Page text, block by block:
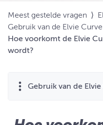
Meest gestelde vragen ⟩
Gebruik van de Elvie Curve
Hoe voorkomt de Elvie
wordt?
Gebruik van de